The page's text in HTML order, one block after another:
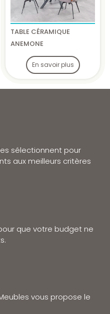
TABLE CÉRAMIQUE
ANEMONE
En savoir plus
sélectionnent pour
aux meilleurs critères
que votre budget ne
vous propose le